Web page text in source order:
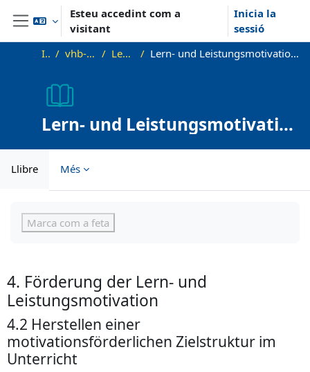
Ves al contingut principal
Panell lateral
Esteu accedint com a
visitant
Inicia la
sessió
Inici vhb-DiffPsy-Demo Lehreinheit 10 Lern- und Leistungsmotivation II: Umwelteinflüsse, Entwicklung und Förderung
Lern- und Leistungsmotivation
II: Umwelteinflüsse,
Entwicklung und Förderung
Llibre Més
Marca com a feta
4. Förderung der Lern- und
Leistungsmotivation
4.2 Herstellen einer
motivationsförderlichen Zielstruktur im
Unterricht